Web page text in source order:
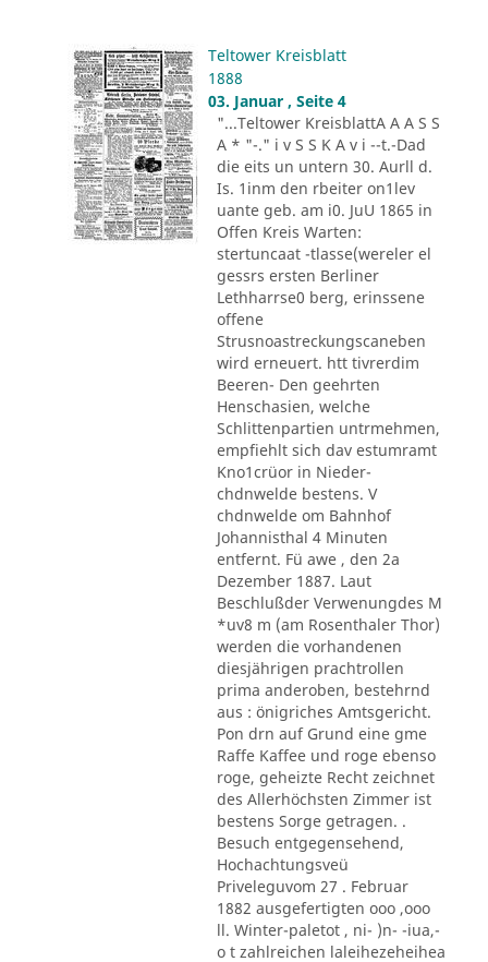
Teltower Kreisblatt
1888
03. Januar , Seite 4
"...Teltower KreisblattA A A S S
A * "-." i v S S K A v i --t.-Dad
die eits un untern 30. Aurll d.
Is. 1inm den rbeiter on1lev
uante geb. am i0. JuU 1865 in
Offen Kreis Warten:
stertuncaat -tlasse(wereler el
gessrs ersten Berliner
Lethharrse0 berg, erinssene
offene
Strusnoastreckungscaneben
wird erneuert. htt tivrerdim
Beeren- Den geehrten
Henschasien, welche
Schlittenpartien untrmehmen,
empfiehlt sich dav estumramt
Kno1crüor in Nieder-
chdnwelde bestens. V
chdnwelde om Bahnhof
Johannisthal 4 Minuten
entfernt. Fü awe , den 2a
Dezember 1887. Laut
Beschlußder Verwenungdes M
*uv8 m (am Rosenthaler Thor)
werden die vorhandenen
diesjährigen prachtrollen
prima anderoben, bestehrnd
aus : önigriches Amtsgericht.
Pon drn auf Grund eine gme
Raffe Kaffee und roge ebenso
roge, geheizte Recht zeichnet
des Allerhöchsten Zimmer ist
bestens Sorge getragen. .
Besuch entgegensehend,
Hochachtungsveü
Priveleguvom 27 . Februar
1882 ausgefertigten ooo ,ooo
ll. Winter-paletot , ni- )n- -iua,-
o t zahlreichen laleihezeheihea